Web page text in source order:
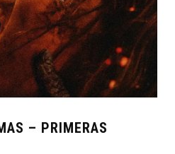
– PRIMERAS